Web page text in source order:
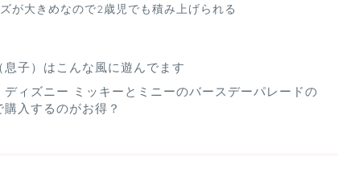
が大きめなので2歳児でも積み上げられる
子）はこんな風に遊んでます
ディズニー ミッキーとミニーのバースデーパレードの
入するのがお得？